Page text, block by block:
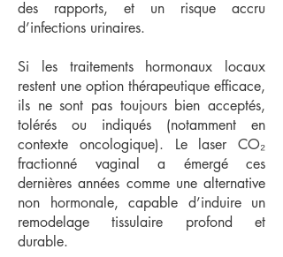
des rapports, et un risque accru
d’infections urinaires.
Si les traitements hormonaux locaux
restent une option thérapeutique efficace,
ils ne sont pas toujours bien acceptés,
tolérés ou indiqués (notamment en
contexte oncologique). Le laser CO₂
fractionné vaginal a émergé ces
dernières années comme une alternative
non hormonale, capable d’induire un
remodelage tissulaire profond et
durable.